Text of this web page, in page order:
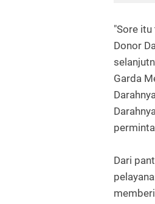
"Sore
Donor
Garda
Dari